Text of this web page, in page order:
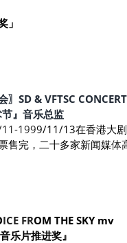
」
〗SD & VFTSC CONCERT
节』音乐总监
1999/11/13在香港大
售完，二十多家新闻媒体
ICE FROM THE SKY mv
乐片推进奖』